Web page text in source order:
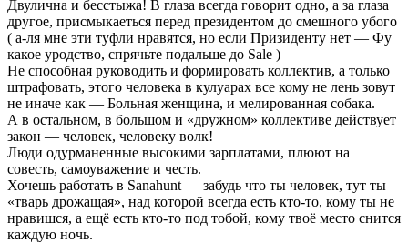
Двулична и бесстыжа! В глаза всегда говорит одно, а за глаза
другое, присмыкаеться перед президентом до смешного убого
( а-ля мне эти туфли нравятся, но если Призиденту нет — Фу
какое уродство, спрячьте подальше до Sale )
Не способная руководить и формировать коллектив, а только
штрафовать, этого человека в кулуарах все кому не лень зовут
не иначе как — Больная женщина, и мелированная собака.
А в остальном, в большом и «дружном» коллективе действует
закон — человек, человеку волк!
Люди одурманенные высокими зарплатами, плюют на
совесть, самоуважение и честь.
Хочешь работать в Sanahunt — забудь что ты человек, тут ты
«тварь дрожащая», над которой всегда есть кто-то, кому ты не
нравишся, а ещё есть кто-то под тобой, кому твоё место снится
каждую ночь.